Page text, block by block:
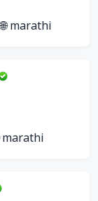
🌐 marathi
marathi